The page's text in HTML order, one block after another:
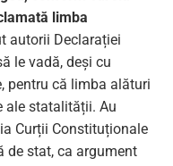
limba
autorii Declarației
le vadă, deși cu
pentru că limba alături
ale statalității. Au
Curții Constituționale
de stat, ca argument